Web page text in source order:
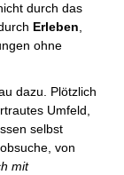
durch das
Erleben,
ohne
dazu. Plötzlich
Umfeld,
selbst
von
mit